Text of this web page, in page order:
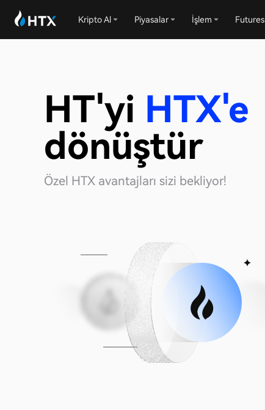
Kripto Al Piyasalar İşlem Futures
HT'yi HTX'e
dönüştür
Özel HTX avantajları sizi bekliyor!